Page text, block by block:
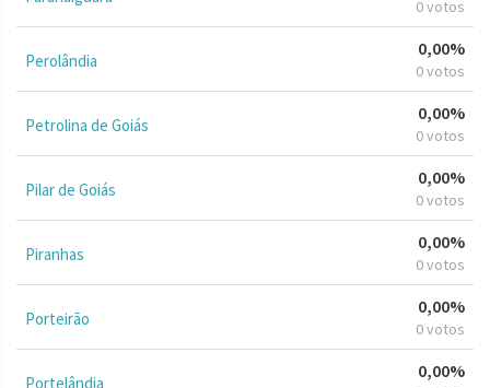
0 votos
Perolândia
0,00%
0 votos
Petrolina de Goiás
0,00%
0 votos
Pilar de Goiás
0,00%
0 votos
Piranhas
0,00%
0 votos
Porteirão
0,00%
0 votos
Portelândia
0,00%